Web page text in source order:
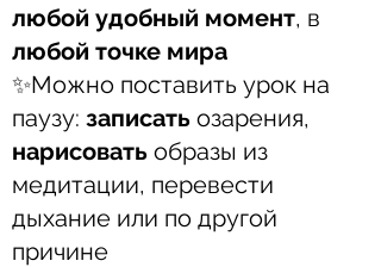
любой удобный момент, в
любой точке мира⠀
✨Можно поставить урок на
паузу: записать озарения,
нарисовать образы из
медитации, перевести
дыхание или по другой
причине⠀